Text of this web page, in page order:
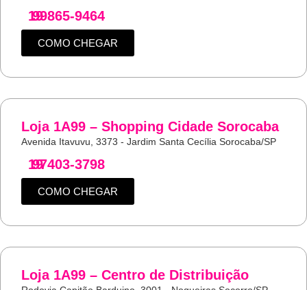
19
99865-9464
COMO CHEGAR
Loja 1A99 – Shopping Cidade Sorocaba
Avenida Itavuvu, 3373 - Jardim Santa Cecília Sorocaba/SP
19
97403-3798
COMO CHEGAR
Loja 1A99 – Centro de Distribuição